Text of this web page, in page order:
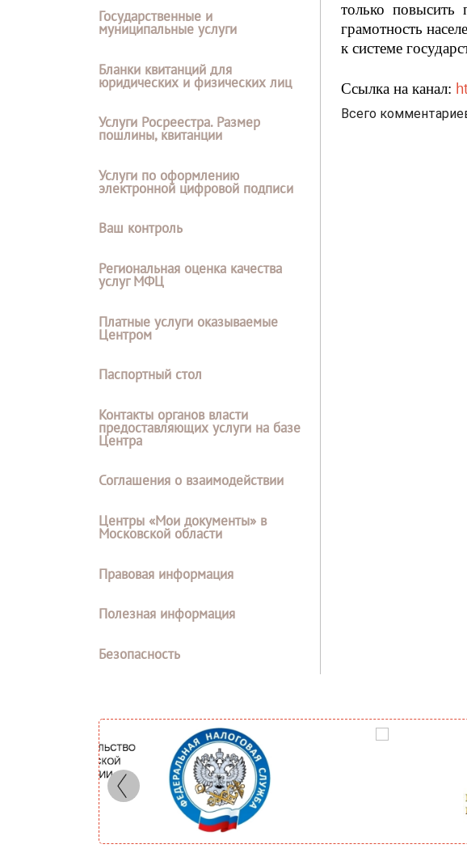
Государственные и
муниципальные услуги
Бланки квитанций для
юридических и физических лиц
Услуги Росреестра. Размер
пошлины, квитанции
Услуги по оформлению
электронной цифровой подписи
Ваш контроль
Региональная оценка качества
услуг МФЦ
Платные услуги оказываемые
Центром
Паспортный стол
Контакты органов власти
предоставляющих услуги на базе
Центра
Соглашения о взаимодействии
Центры «Мои документы» в
Московской области
Правовая информация
Полезная информация
Безопасность
только
грамотность
к системе
Ссылка на канал:
Всего